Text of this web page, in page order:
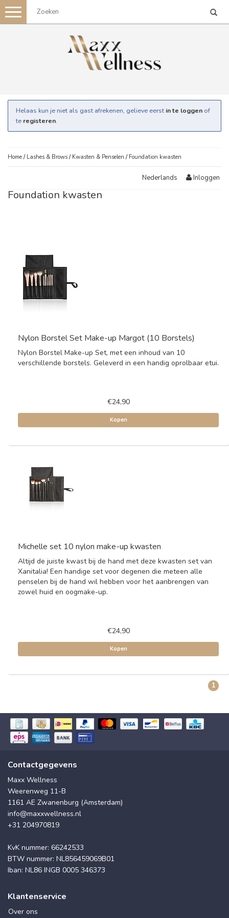
Toggle
navigation
Helaas kun je niet als gast afrekenen, gelieve eerst in te loggen of
te registeren.
Home / Lashes & Brows / Kwasten & Penselen / Foundation kwasten
Nederlands Inloggen
Foundation kwasten
Nylon Borstel Set Make-up Margot (10 Borstels)
Nylon Borstel Make-up Set, met een inhoud van 10
verschillende borstels. Geleverd in een handig oprolbaar etui.
€24,90
Kopen
Michelle set 10 nylon make-up kwasten
Altijd de juiste kwast bij de hand met deze kwasten set van
Xanitalia! Een handige set voor degenen die meteen alle
penselen bij de hand wil hebben voor het aanbrengen van
zowel huid en oogmake-up.
€24,90
Kopen
1
Contactgegevens
Maxx Wellness
Weerenweg 11-B
1161 AE Zwanenburg (Amsterdam)
info@maxxwellness.nl
+31 204970819
KvK nummer: 66242533
BTW nummer: NL856459069B01
Iban: NL86 INGB 0005 346373
Klantenservice
Over ons